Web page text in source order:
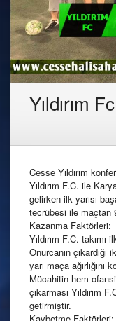
Yıldırım
Cesse Yıldırım
Yıldırım F.C. ile
gelirken ilk yarısı
tecrübesi ile maçtan
Kazanma Faktörleri:
Yıldırım F.C.
Onurcanın
yarı maça
Mücahitin hem
çıkarması Yıldırım
getirmiştir.